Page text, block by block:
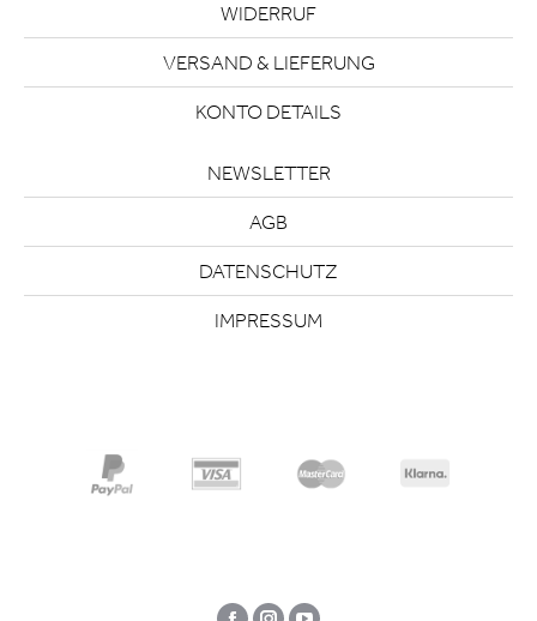
WIDERRUF
VERSAND & LIEFERUNG
KONTO DETAILS
NEWSLETTER
AGB
DATENSCHUTZ
IMPRESSUM